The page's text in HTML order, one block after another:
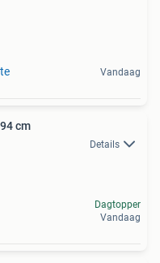
Vandaag
cm
Details
Dagtopper
Vandaag